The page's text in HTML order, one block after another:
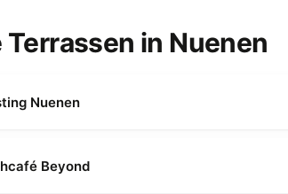
Terrassen in Nuenen
Nuenen
Beyond